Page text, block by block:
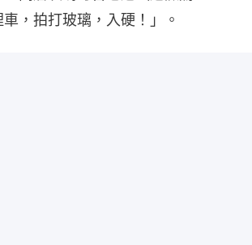
，拍打玻璃，入硬！」。